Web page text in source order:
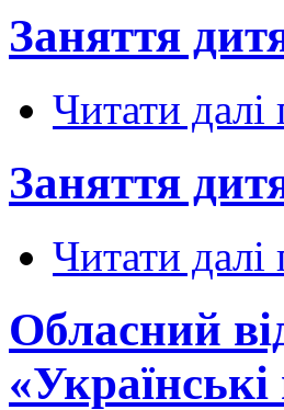
Заняття
Читати далі
Заняття
Читати далі
Обласний